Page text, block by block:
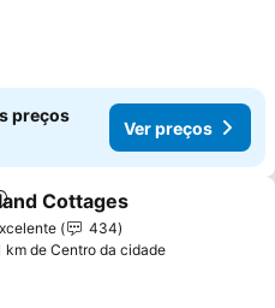
preços
Ver preços
aos favoritos
Cottages
434
km de Centro da cidade